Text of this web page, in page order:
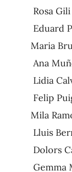
Rosa Gili
Maria
Lidia
Mila
Dolors